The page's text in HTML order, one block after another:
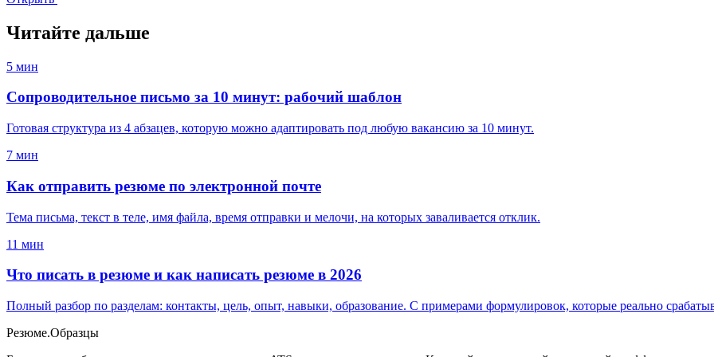
Читайте дальше
5 мин
Сопроводительное письмо за 10 минут: рабочий шаблон
Готовая структура из 4 абзацев, которую можно адаптировать под любую вакансию за 10 минут.
7 мин
Как отправить резюме по электронной почте
Тема письма, текст в теле, имя файла, время отправки и мелочи, на которых заваливается отклик.
11 мин
Что писать в резюме и как написать резюме в 2026
Полный разбор по разделам: контакты, цель, опыт, навыки, образование. С примерами формулировок, которые реально
Резюме.Образцы